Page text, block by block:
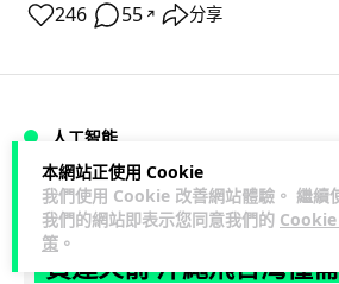
本網站正使用 Cookie
我們使用 Cookie 改善網站體驗。 繼續
我們的網站即表示您同意我們的
策 。
246 55 ↗ 分享
人工智能
Lawton 1 日
貨運火箭 沖繩飛台灣僅